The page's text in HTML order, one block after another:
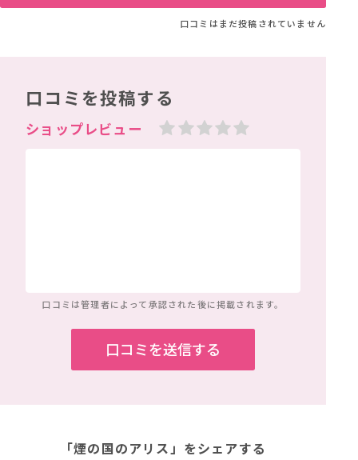
口コミはまだ投稿されていません
口コミを投稿する
口コミは管理者によって承認された後に掲載されます。
「煙の国のアリス」 をシェアする